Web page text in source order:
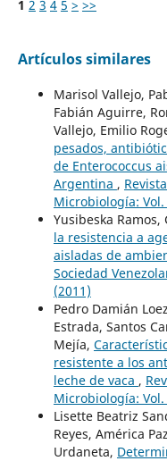
1 2 3 4 5 > >>
Artículos similares
Marisol Vallejo,
Fabián Aguirre,
Vallejo, Emilio
pesados,
de Enterococcus
Argentina ,
Microbiología:
Yusibeska
la resistencia a
aisladas de
Sociedad
(2011)
Pedro Damián
Estrada, Santos
Mejía,
resistente a los
leche de vaca ,
Microbiología:
Lisette Beatriz
Reyes, América
Urdaneta,